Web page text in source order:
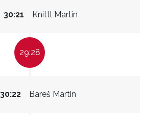
Knittl Martin
30:21
29:28
Bareš Martin
30:22